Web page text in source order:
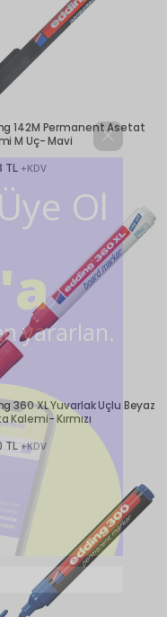
Ol
yararlan.
142M Permanent Asetat
M Uç- Mavi
TL+KDV
360 XL Yuvarlak Uçlu Beyaz
Kalemi- Kırmızı
TL+KDV